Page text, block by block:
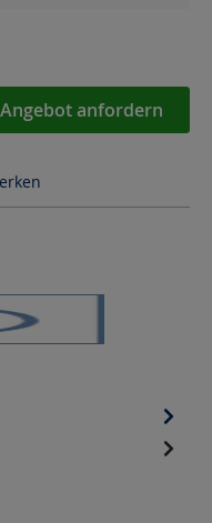
gewünschten
Angebot anfordern